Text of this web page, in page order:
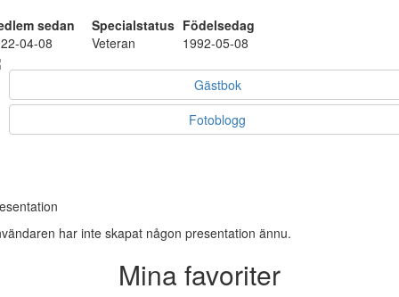
sedan Specialstatus Födelsedag
04-08
Veteran 1992-05-08
Gästbok
Fotoblogg
har inte skapat någon presentation ännu.
Mina favoriter